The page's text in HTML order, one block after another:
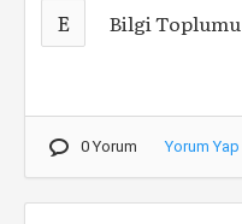
E Bilgi Toplumu
0 Yorum Yorum Yap